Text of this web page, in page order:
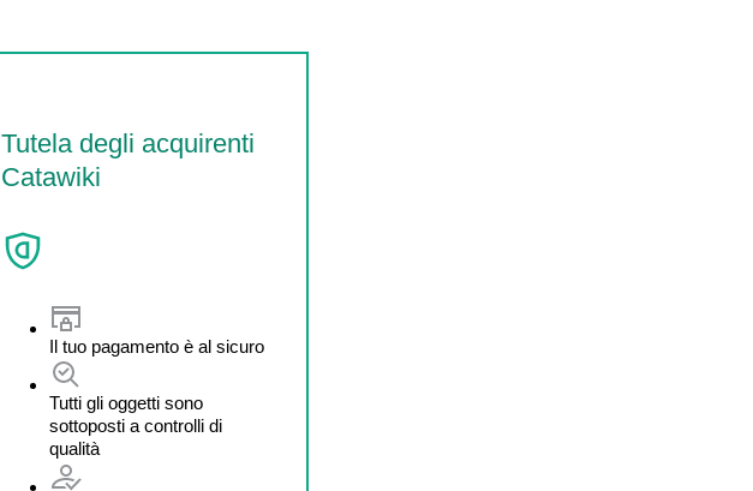
Tutela degli acquirenti
Catawiki
Il tuo pagamento è al sicuro
Tutti gli oggetti sono
sottoposti a controlli di
qualità